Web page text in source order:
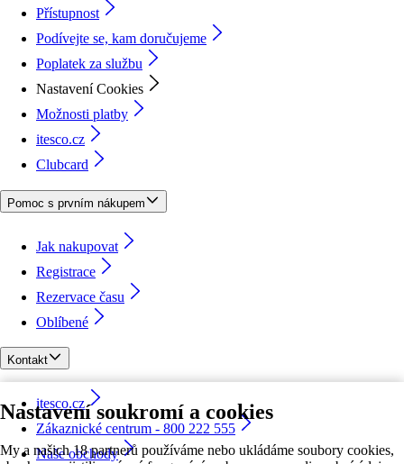
Nastavení soukromí a cookies
My a našich 18 partnerů používáme nebo ukládáme soubory cookies,
Přístupnost
Podívejte se, kam doručujeme
Poplatek za službu
Nastavení Cookies
Možnosti platby
itesco.cz
Clubcard
Pomoc s prvním nákupem
Jak nakupovat
Registrace
Rezervace času
Oblíbené
Kontakt
itesco.cz
Zákaznické centrum - 800 222 555
Naše obchody